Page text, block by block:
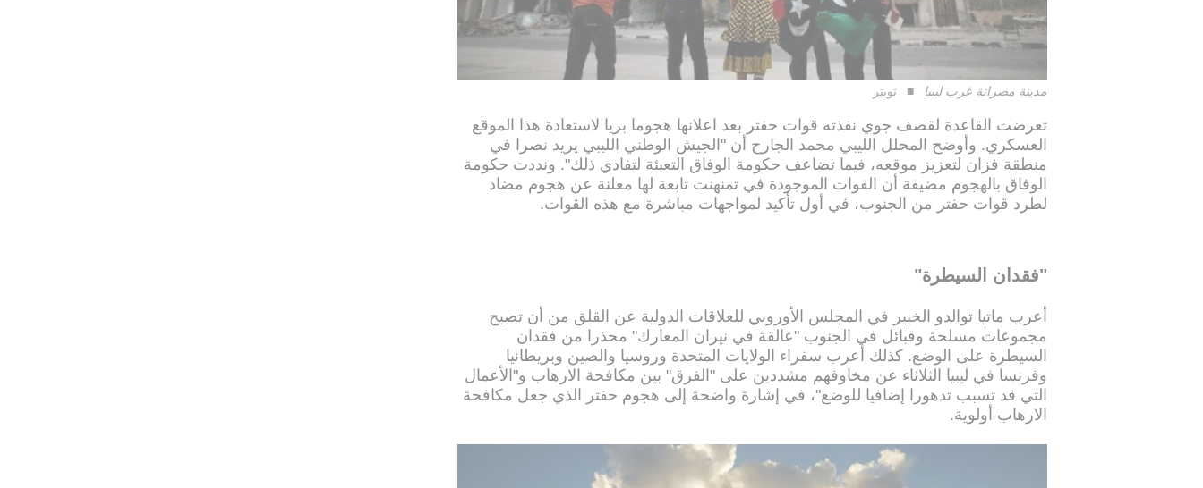
مدينة مصراتة غرب ليبيا تويتر
تعرضت القاعدة لقصف جوي نفذته قوات حفتر بعد اعلانها هجوما بريا لاستعادة هذا الموقع
العسكري. وأوضح المحلل الليبي محمد الجارح أن "الجيش الوطني الليبي يريد نصرا في
منطقة فزان لتعزيز موقعه، فيما تضاعف حكومة الوفاق التعبئة لتفادي ذلك". ونددت حكومة
الوفاق بالهجوم مضيفة أن القوات الموجودة في تمنهنت تابعة لها معلنة عن هجوم مضاد
لطرد قوات حفتر من الجنوب، في أول تأكيد لمواجهات مباشرة مع هذه القوات.
"فقدان السيطرة"
أعرب ماتيا توالدو الخبير في المجلس الأوروبي للعلاقات الدولية عن القلق من أن تصبح
مجموعات مسلحة وقبائل في الجنوب "عالقة في نيران المعارك" محذرا من فقدان
السيطرة على الوضع. كذلك أعرب سفراء الولايات المتحدة وروسيا والصين وبريطانيا
وفرنسا في ليبيا الثلاثاء عن مخاوفهم مشددين على "الفرق" بين مكافحة الارهاب و"الأعمال
التي قد تسبب تدهورا إضافيا للوضع"، في إشارة واضحة إلى هجوم حفتر الذي جعل مكافحة
الارهاب أولوية.